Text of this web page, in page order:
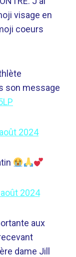
visage en
coeurs
son message
2024
2024
aux
dame Jill